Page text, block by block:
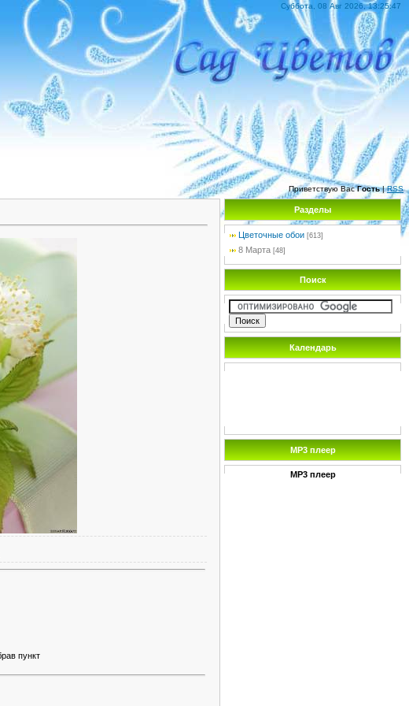
Суббота, 08 Авг 2026, 13:25:47
Приветствую Вас Гость|RSS
пункт
Разделы
Цветочные обои [613]
8 Марта [48]
Поиск
Календарь
MP3 плеер
MP3 плеер